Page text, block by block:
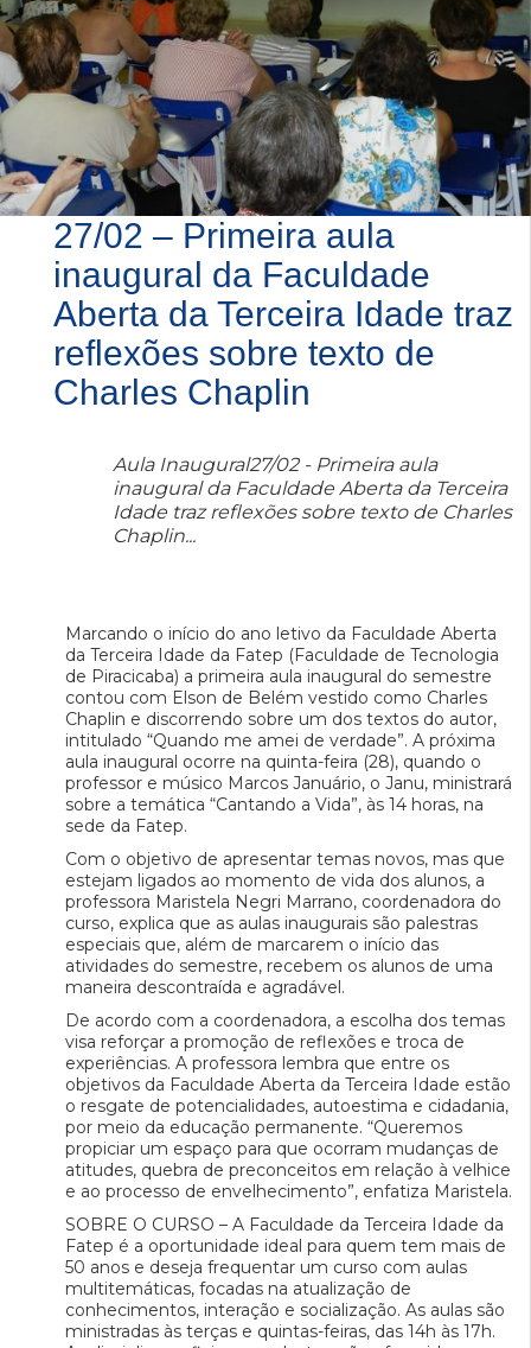
27/02 – Primeira aula
inaugural da Faculdade
Aberta da Terceira Idade traz
reflexões sobre texto de
Charles Chaplin
Aula Inaugural27/02 - Primeira aula
inaugural da Faculdade Aberta da Terceira
Idade traz reflexões sobre texto de Charles
Chaplin...
Marcando o início do ano letivo da Faculdade Aberta
da Terceira Idade da Fatep (Faculdade de Tecnologia
de Piracicaba) a primeira aula inaugural do semestre
contou com Elson de Belém vestido como Charles
Chaplin e discorrendo sobre um dos textos do autor,
intitulado “Quando me amei de verdade”. A próxima
aula inaugural ocorre na quinta-feira (28), quando o
professor e músico Marcos Januário, o Janu, ministrará
sobre a temática “Cantando a Vida”, às 14 horas, na
sede da Fatep.
Com o objetivo de apresentar temas novos, mas que
estejam ligados ao momento de vida dos alunos, a
professora Maristela Negri Marrano, coordenadora do
curso, explica que as aulas inaugurais são palestras
especiais que, além de marcarem o início das
atividades do semestre, recebem os alunos de uma
maneira descontraída e agradável.
De acordo com a coordenadora, a escolha dos temas
visa reforçar a promoção de reflexões e troca de
experiências. A professora lembra que entre os
objetivos da Faculdade Aberta da Terceira Idade estão
o resgate de potencialidades, autoestima e cidadania,
por meio da educação permanente. “Queremos
propiciar um espaço para que ocorram mudanças de
atitudes, quebra de preconceitos em relação à velhice
e ao processo de envelhecimento”, enfatiza Maristela.
SOBRE O CURSO – A Faculdade da Terceira Idade da
Fatep é a oportunidade ideal para quem tem mais de
50 anos e deseja frequentar um curso com aulas
multitemáticas, focadas na atualização de
conhecimentos, interação e socialização. As aulas são
ministradas às terças e quintas-feiras, das 14h às 17h.